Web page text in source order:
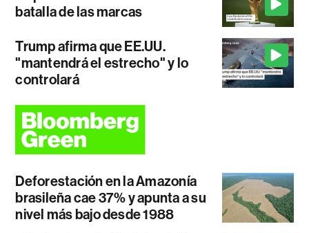
batalla de las marcas
Trump afirma que EE.UU.
"mantendrá el estrecho" y lo
controlará
Deforestación en la Amazonía
brasileña cae 37% y apunta a su
nivel más bajo desde 1988